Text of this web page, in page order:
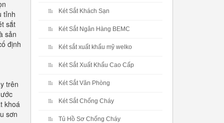
tỉnh
sắt
sản
định
trên
khoá
sơn
Két Sắt Khách Sạn
Két Sắt Ngân Hàng BEMC
Két sắt xuất khẩu mỹ welko
Két Sắt Xuất Khẩu Cao Cấp
Két Sắt Văn Phòng
Két Sắt Chống Cháy
Tủ Hồ Sơ Chống Cháy